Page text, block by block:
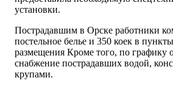
установки.
Пострадавшим в Орске работники
постельное белье и 350 коек в
размещения Кроме того, по графику
снабжение пострадавших водой,
крупами.